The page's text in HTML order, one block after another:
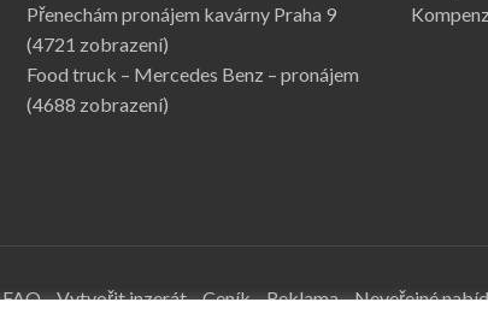
Přenechám pronájem kavárny Praha 9
(4721 zobrazení)
Food truck – Mercedes Benz – pronájem
(4688 zobrazení)
FAQ Vytvořit inzerát Ceník Reklama Neveřejné